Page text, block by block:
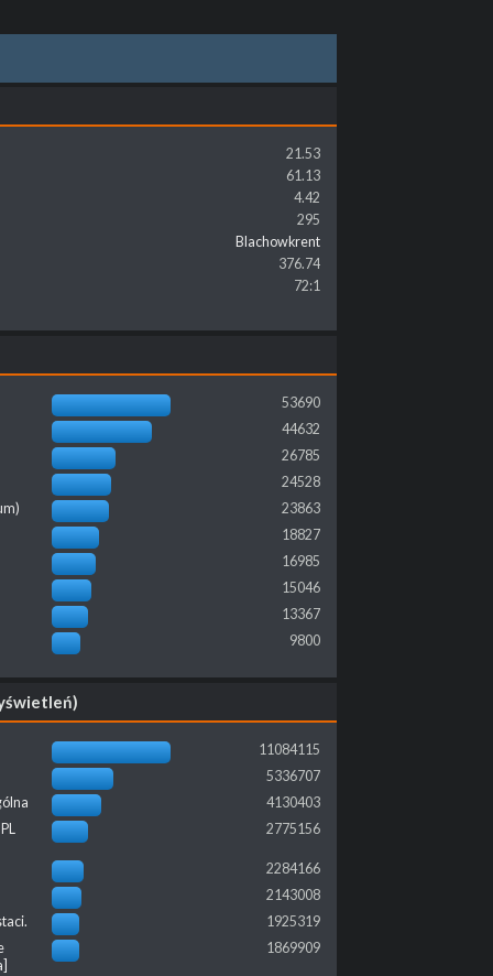
21.53
61.13
4.42
295
Blachowkrent
376.74
72:1
53690
44632
26785
24528
23863
18827
16985
15046
13367
9800
11084115
5336707
4130403
2775156
2284166
2143008
1925319
1869909